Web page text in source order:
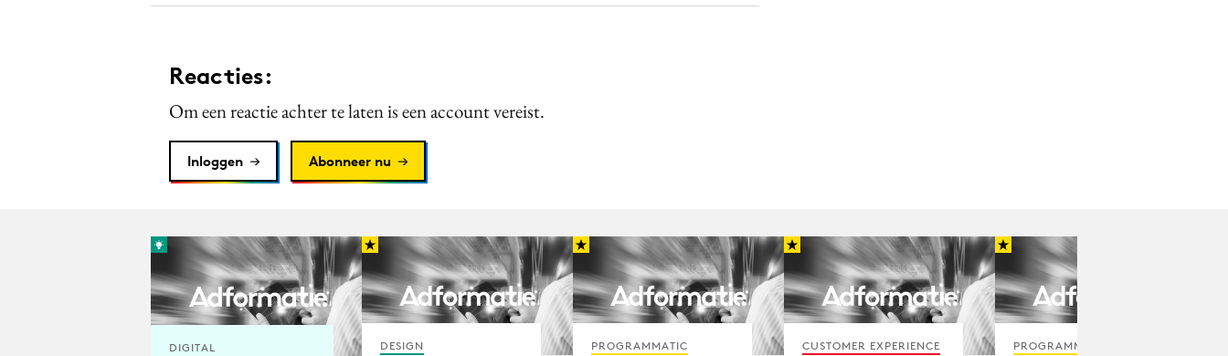
Reacties:
Om een reactie achter te laten is een account vereist.
Inloggen Abonneer nu
DIGITAL
DESIGN PROGRAMMATIC CUSTOMER EXPERIENCE PROGRAMMATIC